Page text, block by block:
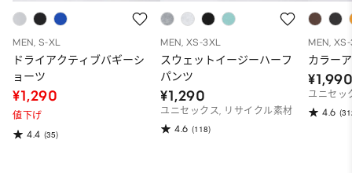
MEN, S-XL
ドライアクティブバギーシ
ョーツ
¥1,290
値下げ
4.4 (35)
MEN, XS-3XL
スウェットイージーハーフ
パンツ
¥1,290
ユニセックス, リサイクル素材
4.6 (118)
MEN,
カラー
ユニセッ
4.6